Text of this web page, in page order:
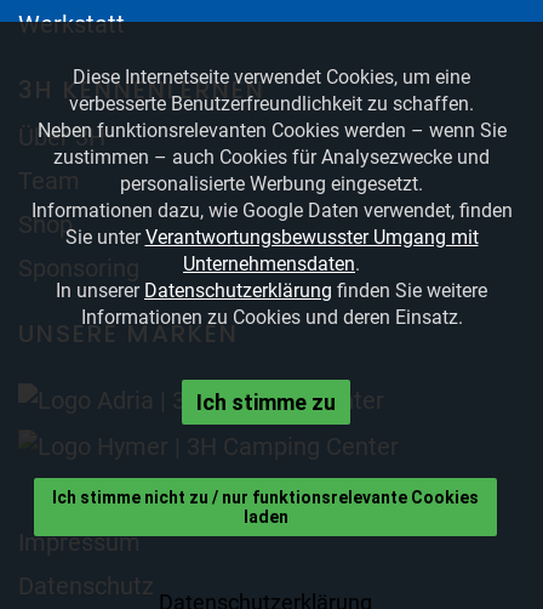
Werkstatt
3H KENNENLERNEN
Über 3H
Team
Shop
Sponsoring
UNSERE MARKEN
Impressum
Datenschutz
Diese Internetseite verwendet Cookies, um eine
verbesserte Benutzerfreundlichkeit zu schaffen.
Neben funktionsrelevanten Cookies werden – wenn Sie
zustimmen – auch Cookies für Analysezwecke und
personalisierte Werbung eingesetzt.
Informationen dazu, wie Google Daten verwendet, finden
Sie unterVerantwortungsbewusster Umgang mit
Unternehmensdaten.
In unserer Datenschutzerklärung finden Sie weitere
Informationen zu Cookies und deren Einsatz.
Ich stimme zu
Ich stimme nicht zu / nur funktionsrelevante Cookies
laden
Datenschutzerklärung